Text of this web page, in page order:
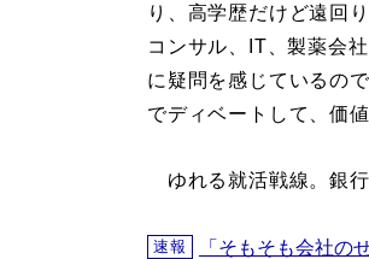
り、高学歴だけど遠回
コンサル、IT、製薬会
に疑問を感じているの
でディベートして、価
ゆれる就活戦線。銀
速報
「そもそも会社